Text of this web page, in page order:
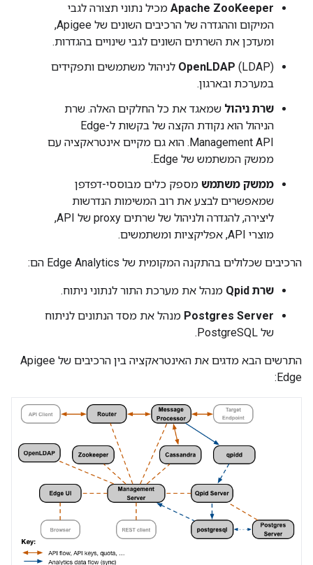
Apache ZooKeeper מכיל נתוני תצורה לגבי
המיקום וההגדרה של הרכיבים השונים של Apigee,
ומעדכן את השרתים השונים לגבי שינויים בהגדרות.
OpenLDAP (LDAP) לניהול משתמשים ותפקידים
במערכת ובארגון.
שרת ניהול שמאגד את כל החלקים האלה. שרת
הניהול הוא נקודת הקצה של בקשות ל-Edge
Management API. הוא גם מקיים אינטראקציה עם
ממשק המשתמש של Edge.
ממשק משתמש מספק כלים מבוססי-דפדפן
שמאפשרים לבצע את רוב המשימות הנדרשות
ליצירה, להגדרה ולניהול של שרתים proxy של API,
מוצרי API, אפליקציות ומשתמשים.
הרכיבים שכלולים בהתקנה המקומית של Edge Analytics הם:
שרת Qpid
מנהל את מערכת התור לנתוני ניתוח.
Postgres Server מנהל את מסד הנתונים לניתוח
של PostgreSQL.
התרשים הבא מדגים את האינטראקציה בין הרכיבים של Apigee
Edge: